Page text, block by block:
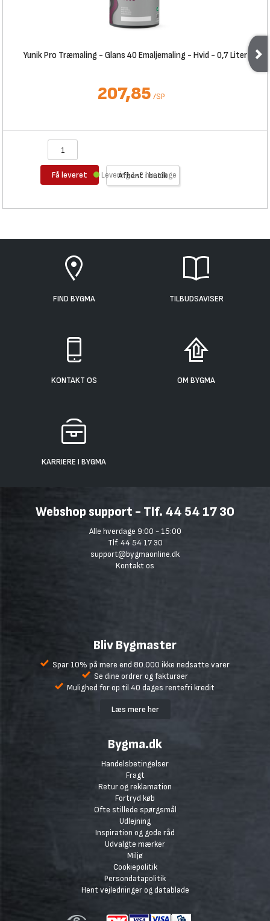
Yunik Pro Træmaling - Glans 40 Emaljemaling - Hvid - 0,7 Liter
207,85 /SP
Få leveret Afhent i butik
Levering 1-2 hverdage
FIND BYGMA TILBUDSAVISER
KONTAKT OS OM BYGMA
KARRIERE I BYGMA
Webshop support - Tlf. 44 54 17 30
Alle hverdage 9:00 - 15:00
Tlf. 44 54 17 30
support@bygmaonline.dk
Kontakt os
Bliv Bygmaster
Spar 10% på mere end 80.000 ikke nedsatte varer
Se dine ordrer og fakturaer
Mulighed for op til 40 dages rentefri kredit
Læs mere her
Bygma.dk
Handelsbetingelser
Fragt
Retur og reklamation
Fortryd køb
Ofte stillede spørgsmål
Udlejning
Inspiration og gode råd
Udvalgte mærker
Miljø
Cookiepolitik
Persondatapolitik
Hent vejledninger og datablade